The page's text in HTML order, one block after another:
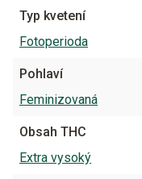
Typ kvetení
Fotoperioda
Pohlaví
Feminizovaná
Obsah THC
Extra vysoký